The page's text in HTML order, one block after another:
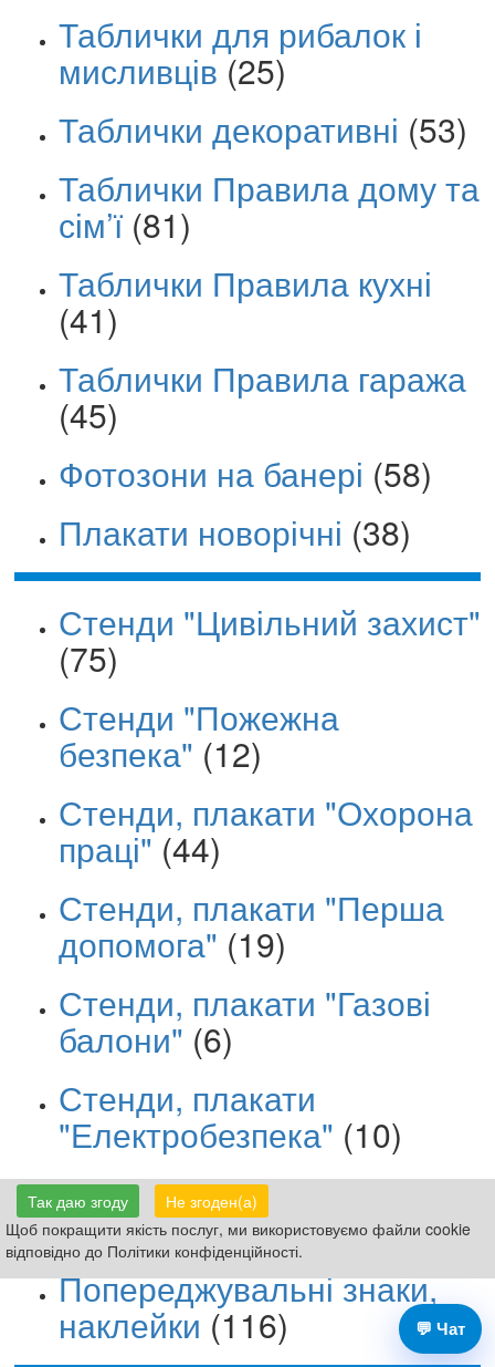
Так даю згоду
Не згоден(а)
Щоб покращити якість послуг, ми використовуємо файли cookie
відповідно до Політики конфіденційності.
Таблички для рибалок і
мисливців (25)
Таблички декоративні (53)
Таблички Правила дому та
сім’ї (81)
Таблички Правила кухні
(41)
Таблички Правила гаража
(45)
Фотозони на банері (58)
Плакати новорічні (38)
Стенди "Цивільний захист"
(75)
Стенди "Пожежна
безпека" (12)
Стенди, плакати "Охорона
праці" (44)
Стенди, плакати "Перша
допомога" (19)
Стенди, плакати "Газові
балони" (6)
Стенди, плакати
"Електробезпека" (10)
Заборонні знаки, наклейки
(170)
Попереджувальні знаки,
наклейки (116) 💬 Чат